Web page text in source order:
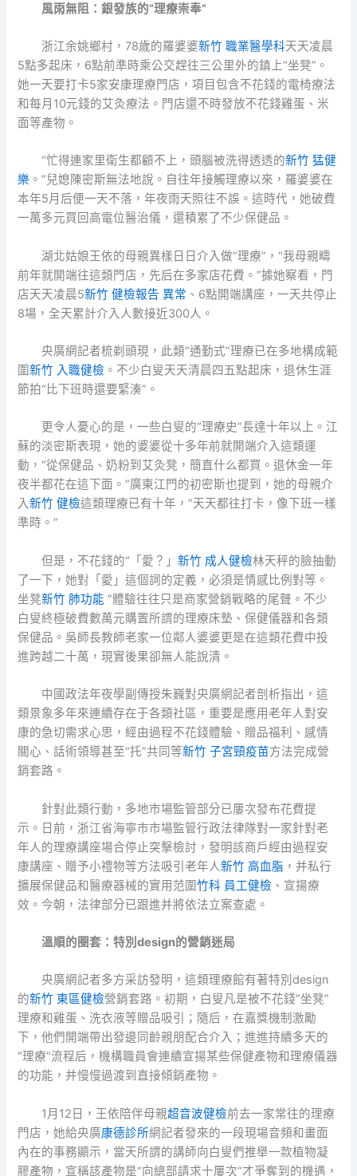
風雨無阻：銀發族的“理療崇奉”
浙江余姚鄉村，78歲的羅婆婆新竹 職業醫學科天天凌晨
5點多起床，6點前準時乘公交趕往三公里外的鎮上“坐凳”。
她一天要打卡5家安康理療門店，項目包含不花錢的電椅療法
和每月10元錢的艾灸療法。門店還不時發放不花錢雞蛋、米
面等產物。
“忙得連家里衛生都顧不上，頭腦被洗得透透的新竹 猛健
樂 。”兒媳陳密斯無法地說。自往年接觸理療以來，羅婆婆在
本年5月后便一天不落，年夜雨天照往不誤。這時代，她破費
一萬多元買回高電位醫治儀，還積累了不少保健品。
湖北姑娘王依的母親異樣日日介入做“理療”，“我母親疇
前年就開端往這類門店，先后在多家店花費。”據她察看，門
店天天凌晨5新竹 健檢報告 異常 、6點開端講座，一天共停止
8場，全天累計介入人數接近300人。
央廣網記者梳剃頭現，此類“通勤式”理療已在多地構成範
圍新竹 入職健檢 。不少白叟天天清晨四五點起床，退休生涯
節拍“比下班時還要緊湊”。
更令人憂心的是，一些白叟的“理療史”長達十年以上。江
蘇的淡密斯表現，她的婆婆從十多年前就開端介入這類運
動，“從保健品、奶粉到艾灸凳，簡直什么都買。退休金一年
夜半都花在這下面。”廣東江門的初密斯也提到，她的母親介
入新竹 健檢這類理療已有十年，“天天都往打卡，像下班一樣
準時。”
但是，不花錢的“「愛？」 新竹 成人健檢林天秤的臉抽動
了一下，她對「愛」這個詞的定義，必須是情感比例對等。
坐凳新竹 肺功能”體驗往往只是商家營銷戰略的尾聲。不少
白叟終極破費數萬元購置所謂的理療床墊、保健儀器和各類
保健品。吳師長教師老家一位鄰人婆婆更是在這類花費中投
進跨越二十萬，現實後果卻無人能說清。
中國政法年夜學副傳授朱巍對央廣網記者剖析指出，這
類景象多年來連續存在于各類社區，重要是應用老年人對安
康的急切需求心思，經由過程不花錢體驗、贈品福利、感情
關心、話術領導甚至“托”共同等新竹 子宮頸疫苗方法完成營
銷套路。
針對此類行動，多地市場監管部分已屢次發布花費提
示。日前，浙江省海寧市市場監管行政法律隊對一家針對老
年人的理療講座場合停止突擊檢討，發明該商戶經由過程安
康講座、贈予小禮物等方法吸引老年人新竹 高血脂 ，并私行
擴展保健品和醫療器械的實用范圍竹科 員工健檢 、宣揚療
效。今朝，法律部分已跟進并將依法立案查處。
溫順的圈套：特別design的營銷迷局
央廣網記者多方采訪發明，這類理療館有著特別design
的新竹 東區健檢營銷套路。初期，白叟凡是被不花錢“坐凳”
理療和雞蛋、洗衣液等贈品吸引；隨后，在嘉獎機制激勵
下，他們開端帶出發邊同齡親朋配合介入；進進持續多天的
“理療”流程后，機構職員會連續宣揚某些保健產物和理療儀器
的功能，并慢慢過渡到直接傾銷產物。
1月12日，王依陪伴母親超音波健檢前去一家常往的理療
門店，她給央廣康德診所網記者發來的一段現場音頻和畫面
內在的事務顯示，當天所謂的講師向白叟們推舉一款植物凝
膠產物，宣稱該產物是“向總部請求十屢次”才爭奪到的機遇，